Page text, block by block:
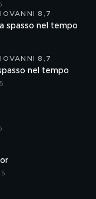
8,7
spasso nel tempo
8,7
nel tempo